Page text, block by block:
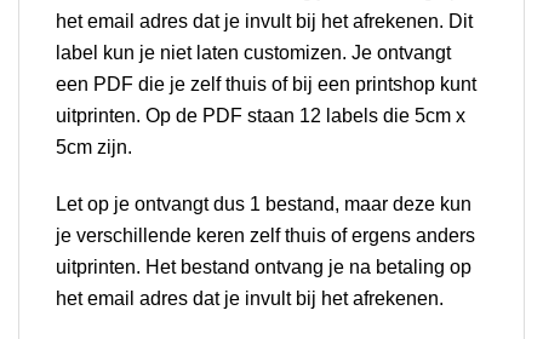
het email adres dat je invult bij het afrekenen. Dit
label kun je niet laten customizen. Je ontvangt
een PDF die je zelf thuis of bij een printshop kunt
uitprinten. Op de PDF staan 12 labels die 5cm x
5cm zijn.
Let op je ontvangt dus 1 bestand, maar deze kun
je verschillende keren zelf thuis of ergens anders
uitprinten. Het bestand ontvang je na betaling op
het email adres dat je invult bij het afrekenen.